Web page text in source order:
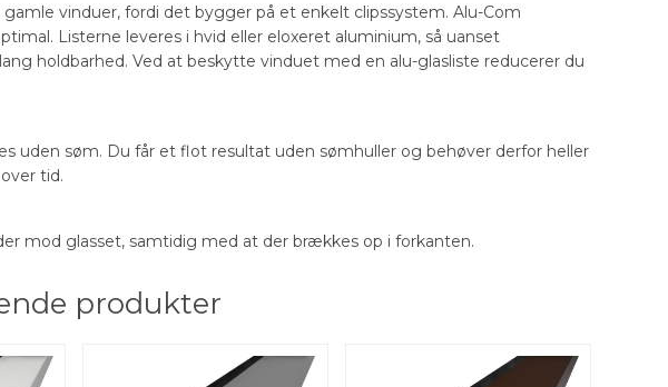
vinduer, fordi det bygger på et enkelt clipssystem. Alu-Com
Listerne leveres i hvid eller eloxeret aluminium, så uanset
holdbarhed. Ved at beskytte vinduet med en alu-glasliste reducerer du
uden søm. Du får et flot resultat uden sømhuller og behøver derfor heller
tid.
mod glasset, samtidig med at der brækkes op i forkanten.
produkter